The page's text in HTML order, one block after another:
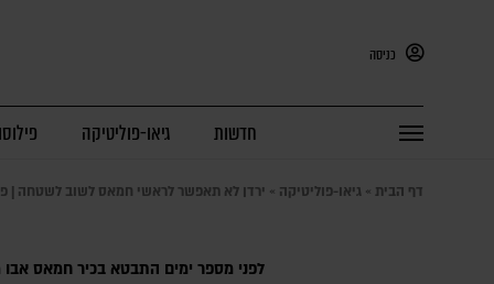
כניסה
חדשות גיאו-פוליטיקה
דף הבית » גיאו-פוליטיקה » ירדן לא תאפשר לראשי חמאס לשוב לשטחה |
לפני מספר ימים התבטא בכיר חמאס